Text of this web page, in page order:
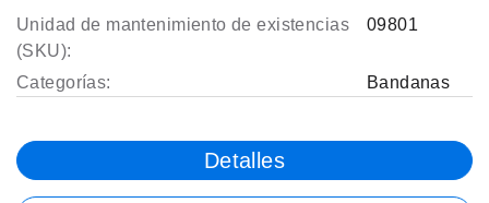
Unidad de mantenimiento de existencias
(SKU):
09801
Categorías: Bandanas
Detalles